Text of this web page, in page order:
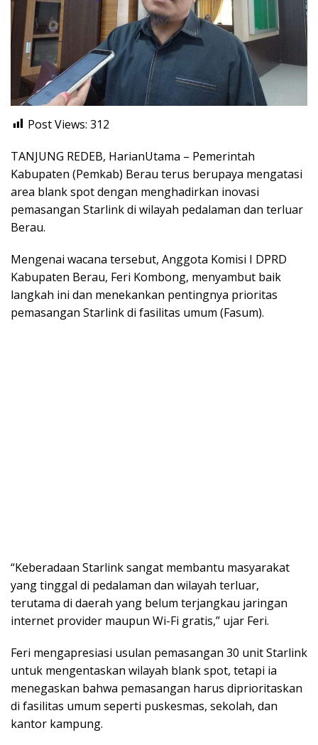
Post Views: 312
TANJUNG REDEB, HarianUtama – Pemerintah
Kabupaten (Pemkab) Berau terus berupaya mengatasi
area blank spot dengan menghadirkan inovasi
pemasangan Starlink di wilayah pedalaman dan terluar
Berau.
Mengenai wacana tersebut, Anggota Komisi I DPRD
Kabupaten Berau, Feri Kombong, menyambut baik
langkah ini dan menekankan pentingnya prioritas
pemasangan Starlink di fasilitas umum (Fasum).
“Keberadaan Starlink sangat membantu masyarakat
yang tinggal di pedalaman dan wilayah terluar,
terutama di daerah yang belum terjangkau jaringan
internet provider maupun Wi-Fi gratis,” ujar Feri.
Feri mengapresiasi usulan pemasangan 30 unit Starlink
untuk mengentaskan wilayah blank spot, tetapi ia
menegaskan bahwa pemasangan harus diprioritaskan
di fasilitas umum seperti puskesmas, sekolah, dan
kantor kampung.